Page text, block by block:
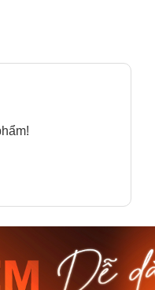
Casio Nam MTS-
RS100L-1AVDF
4.276.000₫
3.634.600₫